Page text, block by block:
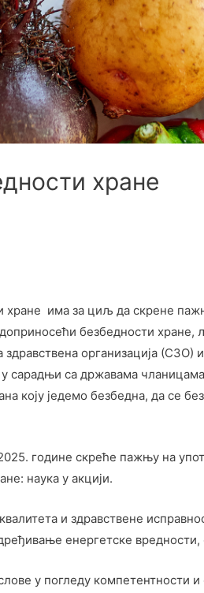
хране
хране има за циљ да скрене
безбедности
организација
сарадњи са државама
коју једемо безбедна, да се
године скреће пажњу на
наука у акцији.
и здравствене
енергетске
у погледу